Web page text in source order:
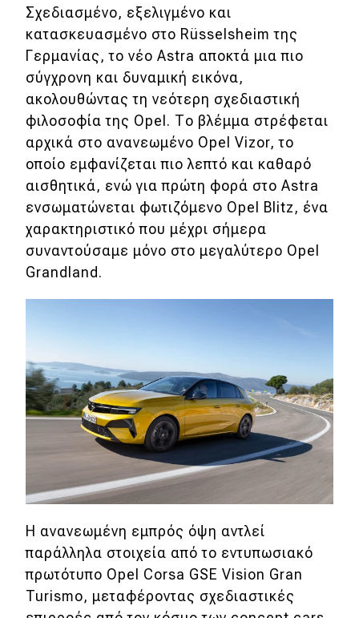
Motorsport
Eco
Νέα
Τεχνολογία
Mobility
Σταθμοί φόρτισης
Classic
Νέα
DRIVE Away
MOTO
Μεταχειρισμένο
Οδηγός αγοράς
Συμβουλές
Χρηστικά
Σχεδιασμένο, εξελιγμένο και
κατασκευασμένο στο Rüsselsheim της
Γερμανίας, το νέο Astra αποκτά μια πιο
σύγχρονη και δυναμική εικόνα,
ακολουθώντας τη νεότερη σχεδιαστική
φιλοσοφία της Opel. Το βλέμμα στρέφεται
αρχικά στο ανανεωμένο Opel Vizor, το
οποίο εμφανίζεται πιο λεπτό και καθαρό
αισθητικά, ενώ για πρώτη φορά στο Astra
ενσωματώνεται φωτιζόμενο Opel Blitz, ένα
χαρακτηριστικό που μέχρι σήμερα
συναντούσαμε μόνο στο μεγαλύτερο Opel
Grandland.
Η ανανεωμένη εμπρός όψη αντλεί
παράλληλα στοιχεία από το εντυπωσιακό
πρωτότυπο Opel Corsa GSE Vision Gran
Turismo, μεταφέροντας σχεδιαστικές